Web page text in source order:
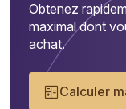
Obtenez
maximal dont
achat.
Calculer